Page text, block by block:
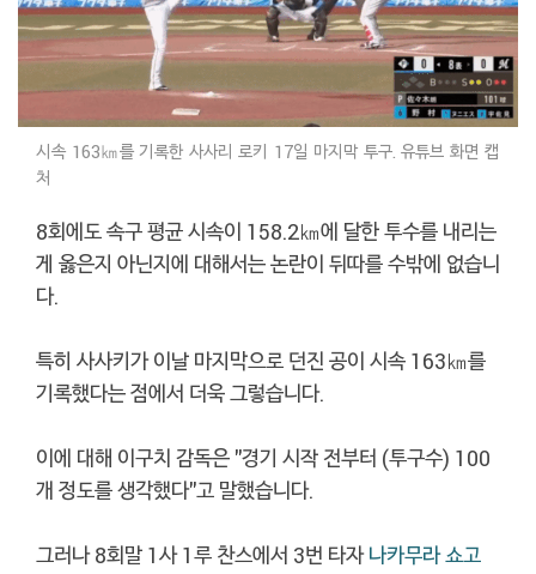
시속 163㎞를 기록한 사사리 로키 17일 마지막 투구. 유튜브 화면 캡
처
8회에도 속구 평균 시속이 158.2㎞에 달한 투수를 내리는
게 옳은지 아닌지에 대해서는 논란이 뒤따를 수밖에 없습니
다.
특히 사사키가 이날 마지막으로 던진 공이 시속 163㎞를
기록했다는 점에서 더욱 그렇습니다.
이에 대해 이구치 감독은 "경기 시작 전부터 (투구수) 100
개 정도를 생각했다"고 말했습니다.
그러나 8회말 1사 1루 찬스에서 3번 타자 나카무라 쇼고